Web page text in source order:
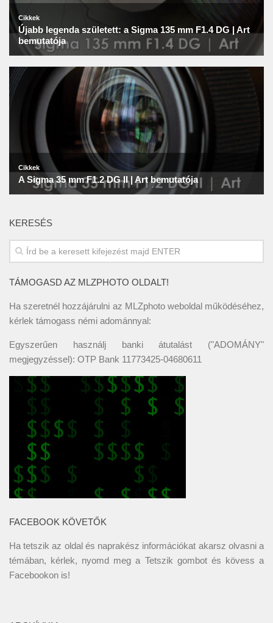
KERESÉS
TÁMOGASD AZ MLZPHOTO OLDALT!
Ha szeretnél hozzájárulni az MLZphoto weboldal működéséhez,
kérlek támogass némi adománnyal:
Egyszerűen használj banki átutalást ("ADOMÁNY"
megjegyzéssel): OTP Bank 11773425-04680611
FACEBOOK KÖVETŐK
Ha tetszik az oldal és naprakész információkat akarsz olvasni a
témában, kérlek, nyomd meg a Tetszik gombot és kövess a
Facebookon is!